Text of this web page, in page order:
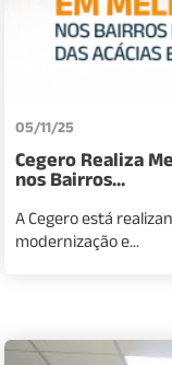
05/11/25
Cegero Realiza
nos Bairros...
A Cegero está
modernização e...